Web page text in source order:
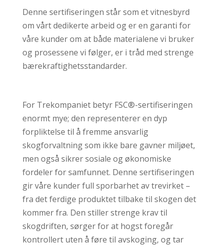
Denne sertifiseringen står som et vitnesbyrd
om vårt dedikerte arbeid og er en garanti for
våre kunder om at både materialene vi bruker
og prosessene vi følger, er i tråd med strenge
bærekraftighetsstandarder.
For Trekompaniet betyr FSC®-sertifiseringen
enormt mye; den representerer en dyp
forpliktelse til å fremme ansvarlig
skogforvaltning som ikke bare gavner miljøet,
men også sikrer sosiale og økonomiske
fordeler for samfunnet. Denne sertifiseringen
gir våre kunder full sporbarhet av trevirket –
fra det ferdige produktet tilbake til skogen det
kommer fra. Den stiller strenge krav til
skogdriften, sørger for at hogst foregår
kontrollert uten å føre til avskoging, og tar